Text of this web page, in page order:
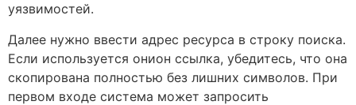
уязвимостей.
Далее нужно ввести адрес ресурса в строку поиска.
Если используется онион ссылка, убедитесь, что она
скопирована полностью без лишних символов. При
первом входе система может запросить